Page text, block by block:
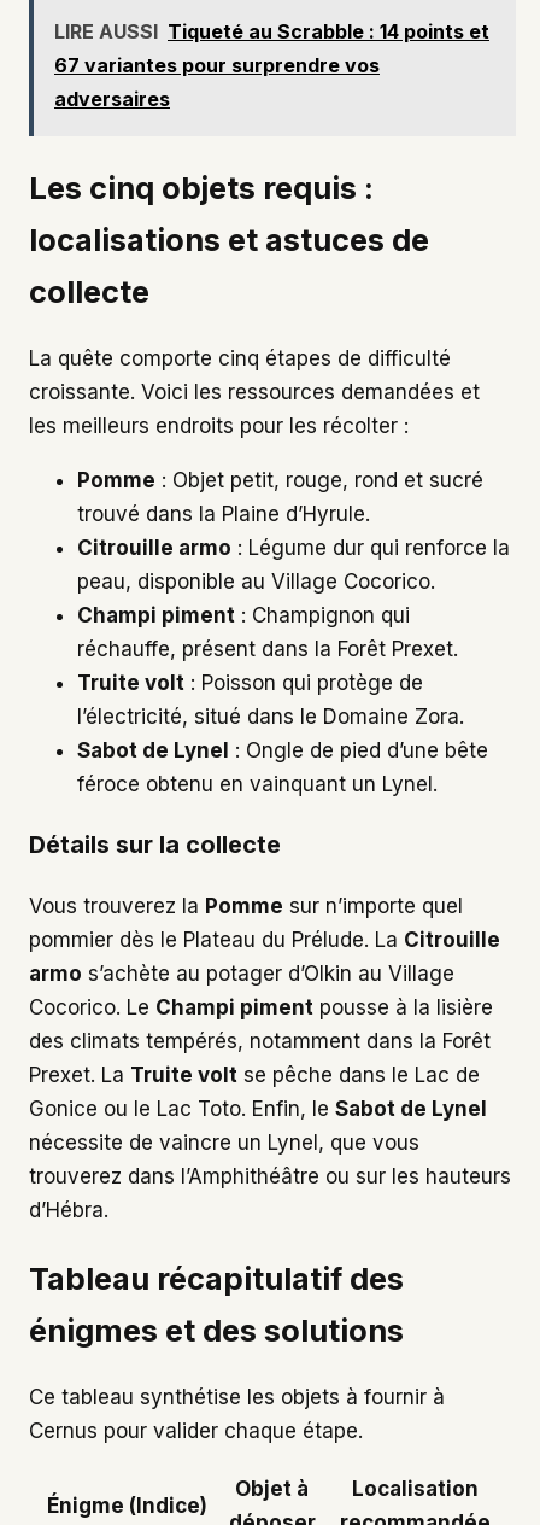
LIRE AUSSI Tiqueté au Scrabble : 14 points et
67 variantes pour surprendre vos
adversaires
Les cinq objets requis :
localisations et astuces de
collecte
La quête comporte cinq étapes de difficulté
croissante. Voici les ressources demandées et
les meilleurs endroits pour les récolter :
Pomme : Objet petit, rouge, rond et sucré
trouvé dans la Plaine d’Hyrule.
Citrouille armo : Légume dur qui renforce la
peau, disponible au Village Cocorico.
Champi piment : Champignon qui
réchauffe, présent dans la Forêt Prexet.
Truite volt : Poisson qui protège de
l’électricité, situé dans le Domaine Zora.
Sabot de Lynel : Ongle de pied d’une bête
féroce obtenu en vainquant un Lynel.
Détails sur la collecte
Vous trouverez la Pomme sur n’importe quel
pommier dès le Plateau du Prélude. La Citrouille
armo s’achète au potager d’Olkin au Village
Cocorico. Le Champi piment pousse à la lisière
des climats tempérés, notamment dans la Forêt
Prexet. La Truite volt se pêche dans le Lac de
Gonice ou le Lac Toto. Enfin, le Sabot de Lynel
nécessite de vaincre un Lynel, que vous
trouverez dans l’Amphithéâtre ou sur les hauteurs
d’Hébra.
Tableau récapitulatif des
énigmes et des solutions
Ce tableau synthétise les objets à fournir à
Cernus pour valider chaque étape.
Énigme (Indice)
Objet à
Localisation